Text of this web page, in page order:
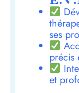
ses
précis
et